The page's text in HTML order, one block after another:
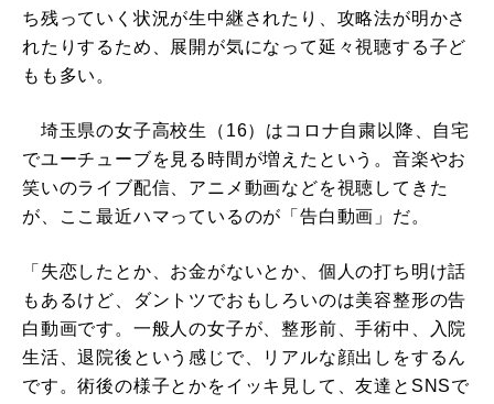
ち残っていく状況が生中継されたり、攻略法が明かさ
れたりするため、展開が気になって延々視聴する子ど
もも多い。
埼玉県の女子高校生（16）はコロナ自粛以降、自宅
でユーチューブを見る時間が増えたという。音楽やお
笑いのライブ配信、アニメ動画などを視聴してきた
が、ここ最近ハマっているのが「告白動画」だ。
「失恋したとか、お金がないとか、個人の打ち明け話
もあるけど、ダントツでおもしろいのは美容整形の告
白動画です。一般人の女子が、整形前、手術中、入院
生活、退院後という感じで、リアルな顔出しをするん
です。術後の様子とかをイッキ見して、友達とSNSで